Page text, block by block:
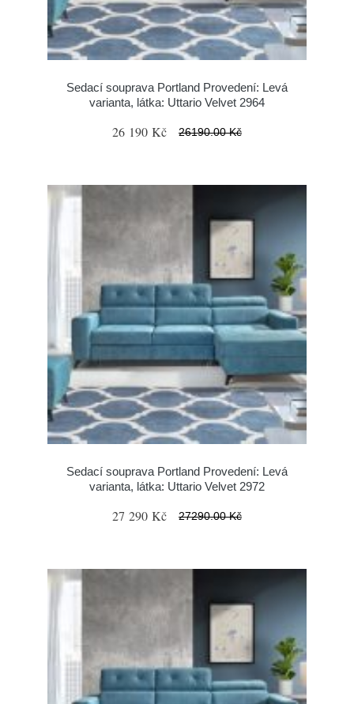
Sedací souprava Portland Provedení: Levá
varianta, látka: Uttario Velvet 2964
26 190 Kč 26190.00 Kč
Sedací souprava Portland Provedení: Levá
varianta, látka: Uttario Velvet 2972
27 290 Kč 27290.00 Kč